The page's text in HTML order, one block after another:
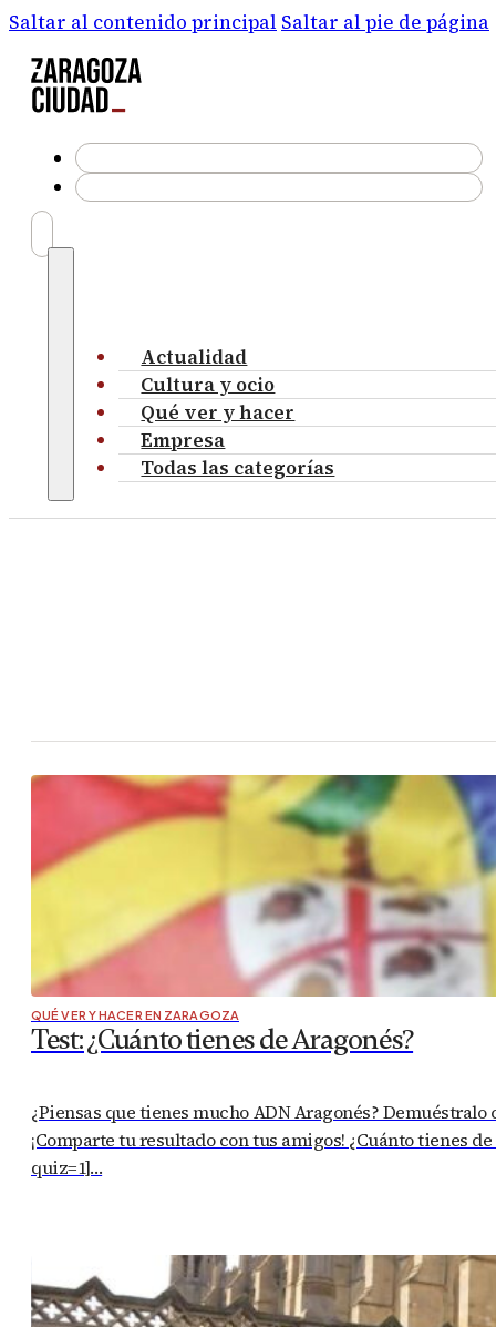
Saltar al contenido principal Saltar al pie de página
Actualidad
Cultura y ocio
Qué ver y hacer
Empresa
Todas las categorías
QUÉ VER Y HACER EN ZARAGOZA
Test: ¿Cuánto tienes de Aragonés?
¿Piensas que tienes mucho ADN Aragonés?
¡Comparte tu resultado con tus amigos! ¿Cuánto tienes
quiz=1]…